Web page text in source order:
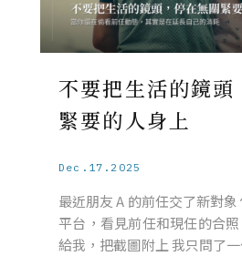
不要把生活的鏡頭
緊要的人身上
Dec.17.2025
最近朋友 A 的前任交了新對
平台，看見前任和現任的合
給我，把截圖附上 我只問了